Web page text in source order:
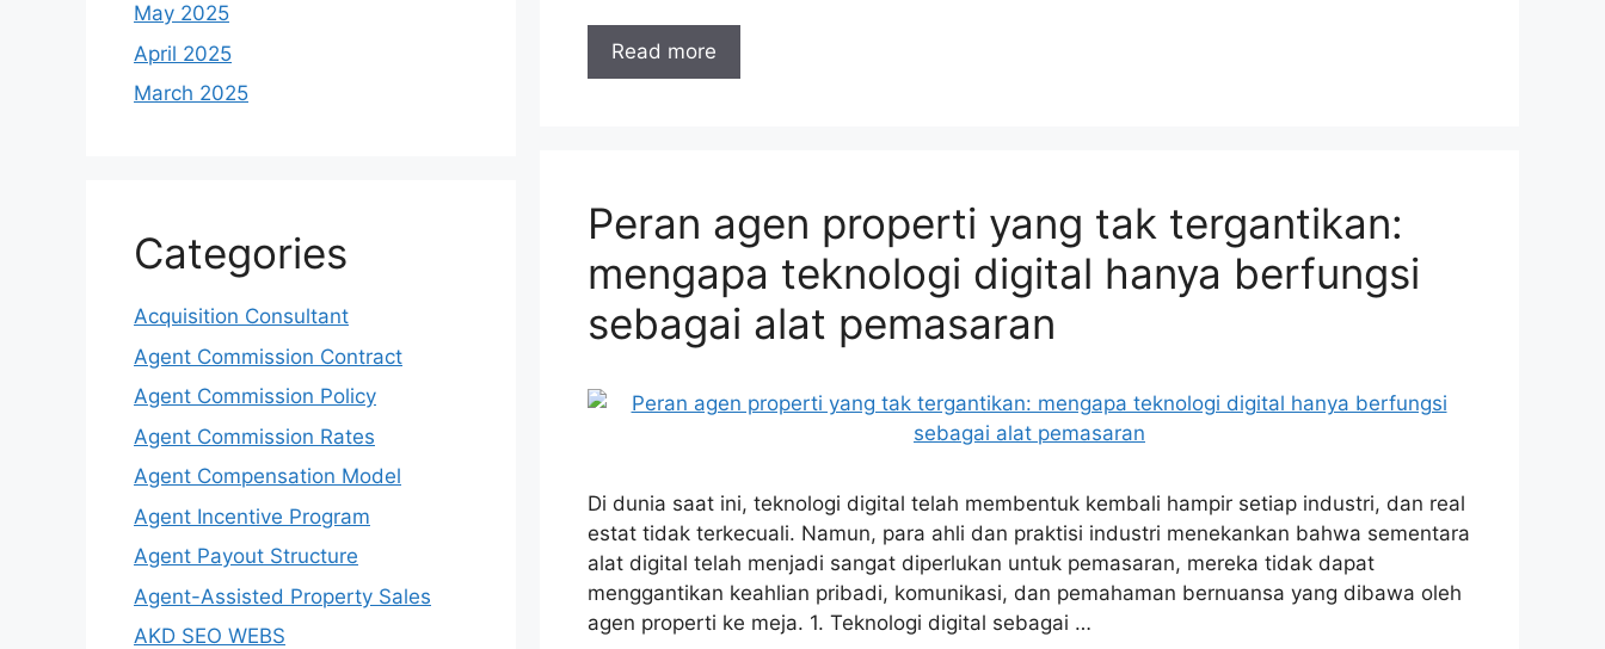
Read more
Peran agen properti yang tak tergantikan:
mengapa teknologi digital hanya berfungsi
sebagai alat pemasaran
Di dunia saat ini, teknologi digital telah membentuk kembali hampir setiap industri, dan real
estat tidak terkecuali. Namun, para ahli dan praktisi industri menekankan bahwa sementara
alat digital telah menjadi sangat diperlukan untuk pemasaran, mereka tidak dapat
menggantikan keahlian pribadi, komunikasi, dan pemahaman bernuansa yang dibawa oleh
agen properti ke meja. 1. Teknologi digital sebagai …
May 2025
April 2025
March 2025
Categories
Acquisition Consultant
Agent Commission Contract
Agent Commission Policy
Agent Commission Rates
Agent Compensation Model
Agent Incentive Program
Agent Payout Structure
Agent-Assisted Property Sales
AKD SEO WEBS